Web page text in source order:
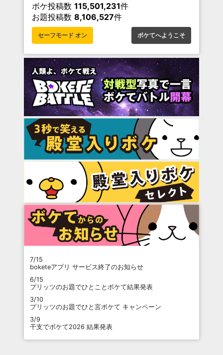
ボケ投稿数 115,501,231件
お題投稿数 8,106,527件
セーフモード オン ボケてへようこそ
7/15
boketeアプリ サービス終了のお知らせ
6/15
プリッツのお題でひとことボケて結果発表
3/10
プリッツのお題でひと言ボケて キャンペーン
3/9
干支でボケて2026 結果発表